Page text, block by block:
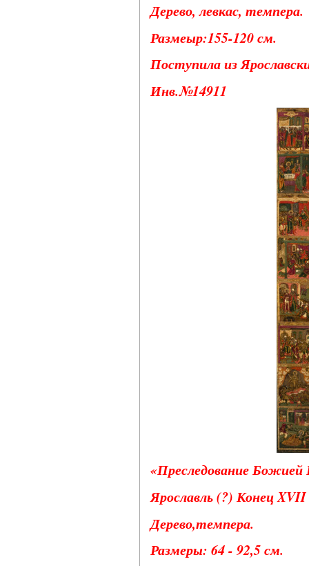
Дерево, левкас, темпера.
Размеыр:155-120 см.
Поступила из
Инв.№14911
«Преследование Божией
Ярославль (?) Конец
Дерево,темпера.
Размеры: 64 - 92,5 см.